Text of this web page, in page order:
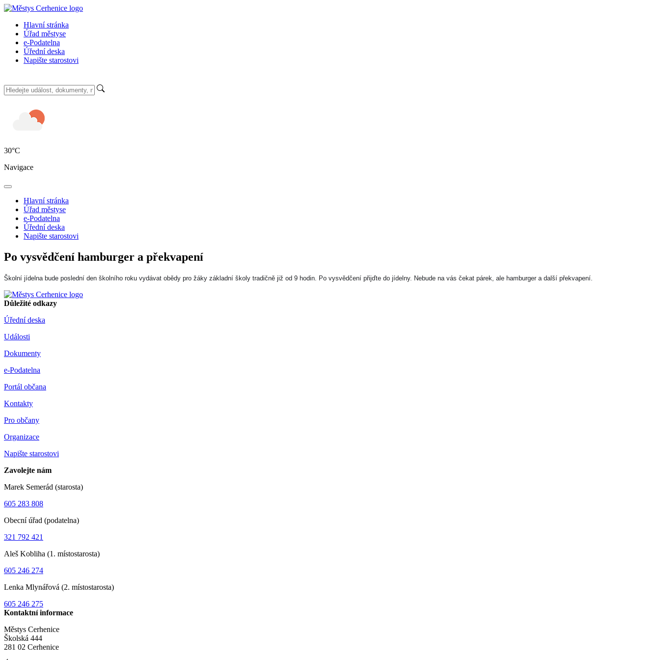
Hlavní stránka
Úřad městyse
e-Podatelna
Úřední deska
Napište starostovi
30°C
Navigace
Hlavní stránka
Úřad městyse
e-Podatelna
Úřední deska
Napište starostovi
Po vysvědčení hamburger a překvapení
Školní jídelna bude poslední den školního roku vydávat obědy pro žáky základní školy tradičně již od 9 hodin. Po vysvědčení přijďte do jídelny. Nebude na vás čekat párek, ale hamburger a další překvapení.
Důležité odkazy
Úřední deska
Události
Dokumenty
e-Podatelna
Portál občana
Kontakty
Pro občany
Organizace
Napište starostovi
Zavolejte nám
Marek Semerád (starosta)
605 283 808
Obecní úřad (podatelna)
321 792 421
Aleš Kobliha (1. místostarosta)
605 246 274
Lenka Mlynářová (2. místostarosta)
605 246 275
Kontaktní informace
Městys Cerhenice
Školská 444
281 02 Cerhenice